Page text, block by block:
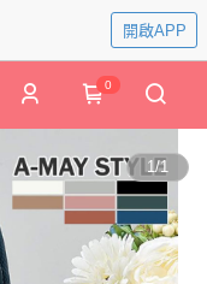
開啟APP
0
1/1